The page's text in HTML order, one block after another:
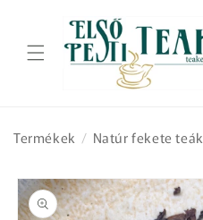
tartalomhoz
Termékek / Natúr fekete teák
Kihagyás, és
ugrás a
termékadatokra